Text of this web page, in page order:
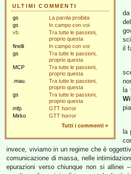
ULTIMI COMMENTI
gs
La parola proibita
gs
In campo con voi
vb
Tra tutte le passioni,
proprio questa
finelli
In campo con voi
gs
Tra tutte le passioni,
proprio questa
MCP
Tra tutte le passioni,
proprio questa
.mau.
Tra tutte le passioni,
proprio questa
gs
Tra tutte le passioni,
proprio questa
mfp
GTT horror
Mirko
GTT horror
Tutti i commenti »
del
il
la
la
invece, viviamo in un regime che è
comunicazione di massa, nelle
epurazioni verso chiunque non si allinei